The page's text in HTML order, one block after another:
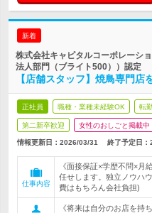
新着
株式会社キャピタルコーポレーシ
法人部門（ブライト500））認定
【店舗スタッフ】焼鳥専門
正社員 職種・業種未経験OK 転
第二新卒歓迎 女性のおしごと掲載中
情報更新日：2026/03/31 終了予定日：
仕事内容
《面接保証×学歴不問×月
任せします。独立ノウハ
費はもちろん会社負担)
《将来は自分のお店を持